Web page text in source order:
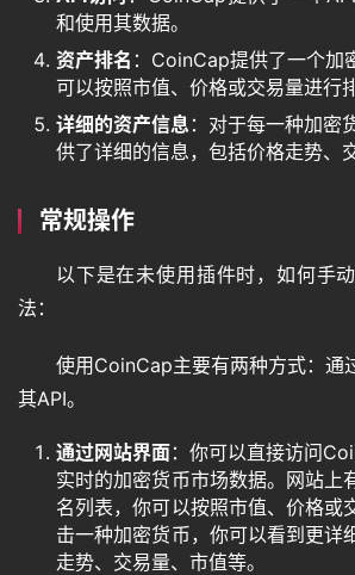
和使用其数据。
资产排名 ：CoinCap提供了一个加
可以按照市值、价格或交易量进行排
详细的资产信息 ：对于每一种加密
供了详细的信息，包括价格走势、
常规操作
以下是在未使用插件时，如何手
法：
使用CoinCap主要有两种方式：通
其API。
通过网站界面：你可以直接访问
实时的加密货币市场数据。网站上
名列表，你可以按照市值、价格或
击一种加密货币，你可以看到更详
走势、交易量、市值等。